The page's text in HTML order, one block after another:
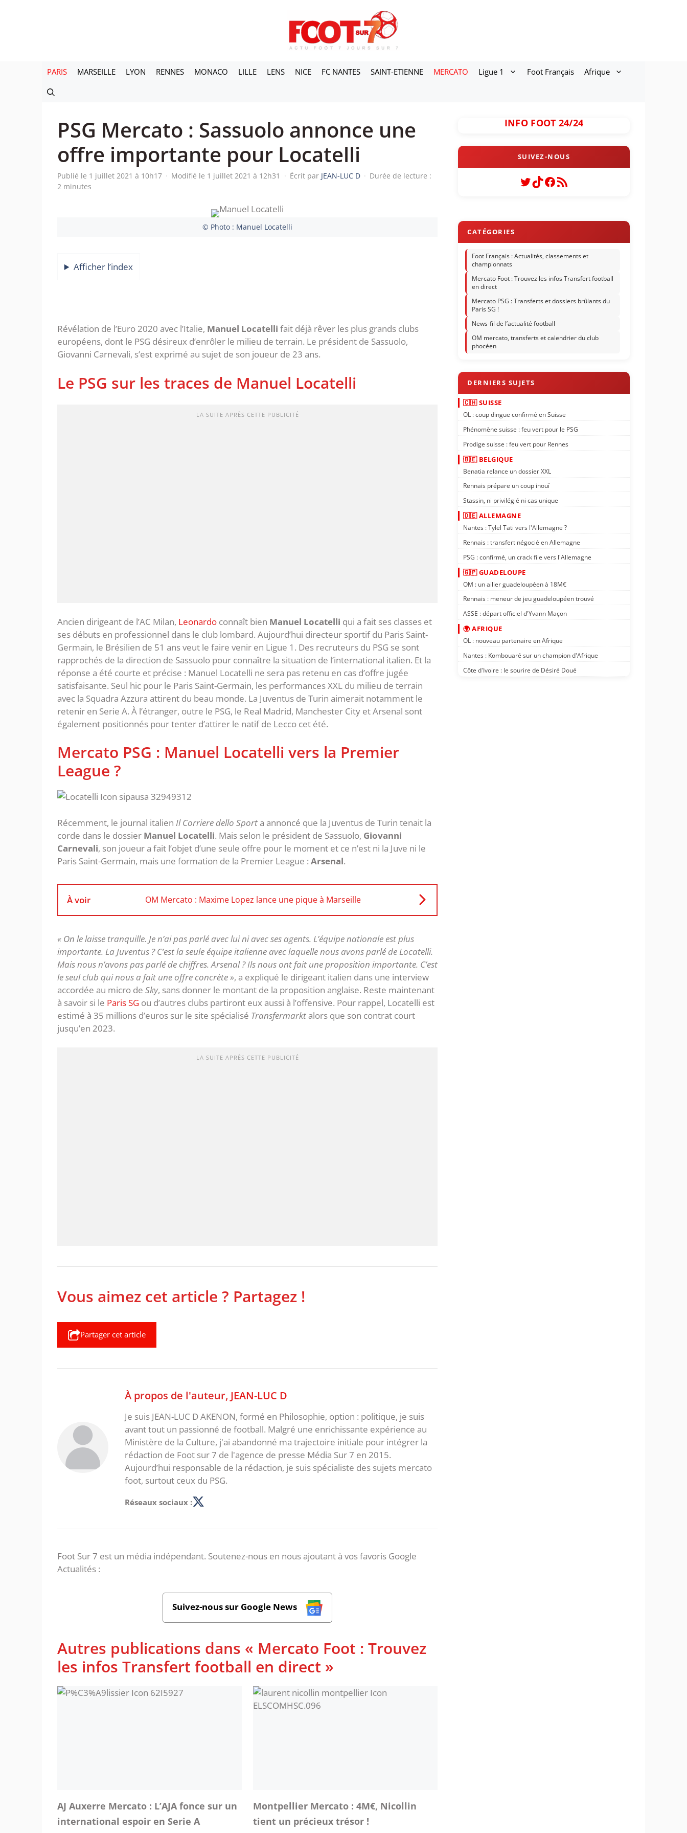
PARIS MARSEILLE LYON RENNES MONACO LILLE LENS NICE FC NANTES SAINT-ETIENNE MERCATO Ligue 1 Foot Français Afrique
PSG Mercato : Sassuolo annonce une
offre importante pour Locatelli
Publié le 1 juillet 2021 à 10h17 · Modifié le 1 juillet 2021 à 12h31 · Écrit par JEAN-LUC D · Durée de lecture :
2 minutes
© Photo : Manuel Locatelli
Afficher l’index
Révélation de l’Euro 2020 avec l’Italie, Manuel Locatelli fait déjà rêver les plus grands clubs
européens, dont le PSG désireux d’enrôler le milieu de terrain. Le président de Sassuolo,
Giovanni Carnevali, s’est exprimé au sujet de son joueur de 23 ans.
Le PSG sur les traces de Manuel Locatelli
LA SUITE APRÈS CETTE PUBLICITÉ
Ancien dirigeant de l’AC Milan, Leonardo connaît bien Manuel Locatelli qui a fait ses classes et
ses débuts en professionnel dans le club lombard. Aujourd’hui directeur sportif du Paris Saint-
Germain, le Brésilien de 51 ans veut le faire venir en Ligue 1. Des recruteurs du PSG se sont
rapprochés de la direction de Sassuolo pour connaître la situation de l’international italien. Et la
réponse a été courte et précise : Manuel Locatelli ne sera pas retenu en cas d’offre jugée
satisfaisante. Seul hic pour le Paris Saint-Germain, les performances XXL du milieu de terrain
avec la Squadra Azzura attirent du beau monde. La Juventus de Turin aimerait notamment le
retenir en Serie A. À l’étranger, outre le PSG, le Real Madrid, Manchester City et Arsenal sont
également positionnés pour tenter d’attirer le natif de Lecco cet été.
Mercato PSG : Manuel Locatelli vers la Premier
League ?
Récemment, le journal italien Il Corriere dello Sporta annoncé que la Juventus de Turin tenait la
corde dans le dossier Manuel Locatelli. Mais selon le président de Sassuolo, Giovanni
Carnevali, son joueur a fait l’objet d’une seule offre pour le moment et ce n’est ni la Juve ni le
Paris Saint-Germain, mais une formation de la Premier League : Arsenal.
À voir OM Mercato : Maxime Lopez lance une pique à Marseille
« On le laisse tranquille. Je n’ai pas parlé avec lui ni avec ses agents. L’équipe nationale est plus
importante. La Juventus ? C’est la seule équipe italienne avec laquelle nous avons parlé de Locatelli.
Mais nous n’avons pas parlé de chiffres. Arsenal ? Ils nous ont fait une proposition importante. C’est
le seul club qui nous a fait une offre concrète », a expliqué le dirigeant italien dans une interview
accordée au micro de Sky, sans donner le montant de la proposition anglaise. Reste maintenant
à savoir si le Paris SG ou d’autres clubs partiront eux aussi à l’offensive. Pour rappel, Locatelli est
estimé à 35 millions d’euros sur le site spécialisé Transfermarktalors que son contrat court
jusqu’en 2023.
LA SUITE APRÈS CETTE PUBLICITÉ
Vous aimez cet article ? Partagez !
Partager cet article
À propos de l'auteur, JEAN-LUC D
Je suis JEAN-LUC D AKENON, formé en Philosophie, option : politique, je suis
avant tout un passionné de football. Malgré une enrichissante expérience au
Ministère de la Culture, j'ai abandonné ma trajectoire initiale pour intégrer la
rédaction de Foot sur 7 de l'agence de presse Média Sur 7 en 2015.
Aujourd’hui responsable de la rédaction, je suis spécialiste des sujets mercato
foot, surtout ceux du PSG.
Réseaux sociaux :
Foot Sur 7 est un média indépendant. Soutenez-nous en nous ajoutant à vos favoris Google
Actualités :
Suivez-nous sur Google News
Autres publications dans « Mercato Foot : Trouvez
les infos Transfert football en direct »
AJ Auxerre Mercato : L’AJA fonce sur un
international espoir en Serie A
Montpellier Mercato : 4M€, Nicollin
tient un précieux trésor !
INFO FOOT 24/24
Twitter
TikTok
Facebook
Flux RSS
Foot Français : Actualités, classements et
championnats
Mercato Foot : Trouvez les infos Transfert football
en direct
Mercato PSG : Transferts et dossiers brûlants du
Paris SG !
News-fil de l’actualité football
OM mercato, transferts et calendrier du club
phocéen
🇨🇭 SUISSE
OL : coup dingue confirmé en Suisse
Phénomène suisse : feu vert pour le PSG
Prodige suisse : feu vert pour Rennes
🇧🇪 BELGIQUE
Benatia relance un dossier XXL
Rennais prépare un coup inouï
Stassin, ni privilégié ni cas unique
🇩🇪 ALLEMAGNE
Nantes : Tylel Tati vers l'Allemagne ?
Rennais : transfert négocié en Allemagne
PSG : confirmé, un crack file vers l'Allemagne
🇬🇵 GUADELOUPE
OM : un ailier guadeloupéen à 18M€
Rennais : meneur de jeu guadeloupéen trouvé
ASSE : départ officiel d'Yvann Maçon
🌍 AFRIQUE
OL : nouveau partenaire en Afrique
Nantes : Kombouaré sur un champion d'Afrique
Côte d'Ivoire : le sourire de Désiré Doué